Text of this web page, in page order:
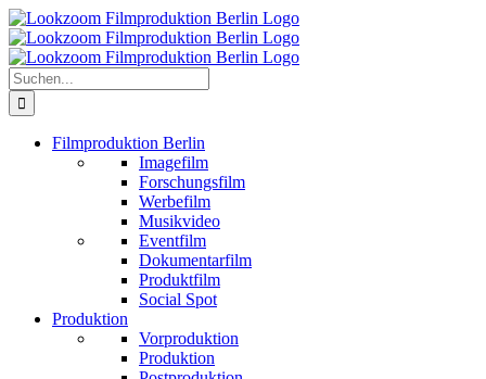
Zum
Inhalt
springen
Suche
nach:
Filmproduktion Berlin
Imagefilm
Forschungsfilm
Werbefilm
Musikvideo
Eventfilm
Dokumentarfilm
Produktfilm
Social Spot
Produktion
Vorproduktion
Produktion